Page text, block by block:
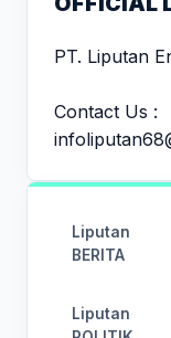
PT. Liputan
Contact Us :
Liputan
BERITA
Liputan